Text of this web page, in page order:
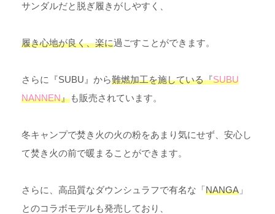
サンダルだと脱ぎ履きがしやすく、
履き心地が良く、楽に過ごすことができます。
さらに『SUBU』から難燃加工を施している『SUBU
NANNEN』も販売されています。
冬キャンプで焚き火の火の粉をあまり気にせず、安心し
て焚き火の前で暖まることができます。
さらに、高品質なダウンシュラフで有名な「NANGA 」
とのコラボモデルも発売しており、